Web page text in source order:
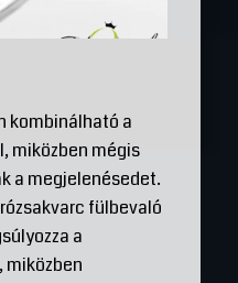
kombinálható a
miközben mégis
a megjelenésedet.
fülbevaló
a
miközben